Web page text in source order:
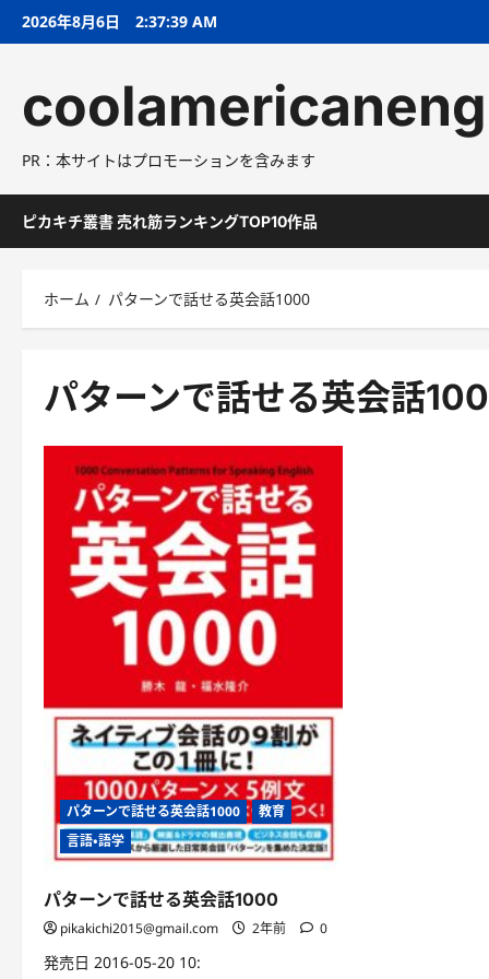
2026年8月6日 2:37:40 AM
PR：本サイトはプロモーションを含みます
ピカキチ叢書 売れ筋ランキングTOP10作品
ホーム パターンで話せる英会話1000
パターンで話せる英会話
パターンで話せる英会話1000
教育
言語・語学
パターンで話せる英会話1000
pikakichi2015@gmail.com 2年前 0
発売日 2016-05-20 10: